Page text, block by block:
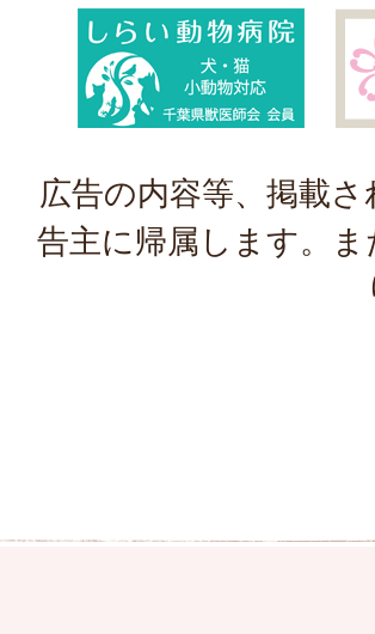
広告の内容等、掲載
告主に帰属します。